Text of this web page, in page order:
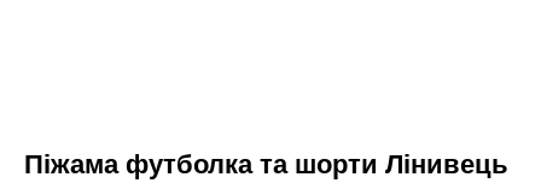
Піжама футболка та шорти Лінивець